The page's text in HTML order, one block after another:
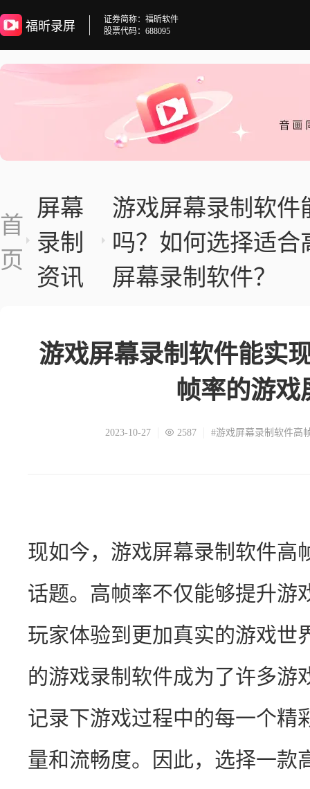
福昕录屏
证券简称：福昕软件
股票代码：688095
首
页
屏幕
录制
资讯
游戏屏幕录制软件
吗？如何选择适合
屏幕录制软件？
游戏屏幕录制软件能实
帧率的游戏
2023-10-27 2587 #游戏屏幕录制软件高
现如今，游戏屏幕录制软件高
话题。高帧率不仅能够提升游
玩家体验到更加真实的游戏世
的游戏录制软件成为了许多游
记录下游戏过程中的每一个精
量和流畅度。因此，选择一款